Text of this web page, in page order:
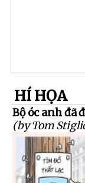
HÍ HỌA
Bộ óc anh đã
(by Tom